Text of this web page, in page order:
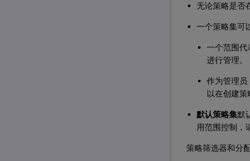
无论策略是否
一个策略集可
一个范围代
进行管理。
作为管理员
以在创建策
默认策略集默
用范围控制，
策略筛选器和分